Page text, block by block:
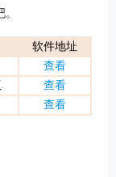
软件地址
查看
查看
查看